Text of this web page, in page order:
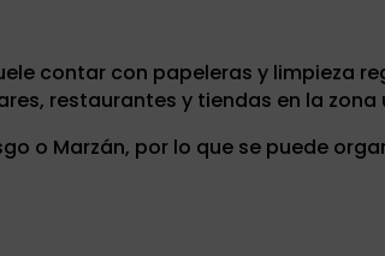
contar con papeleras y limpieza
restaurantes y tiendas en la zona
o Marzán, por lo que se puede